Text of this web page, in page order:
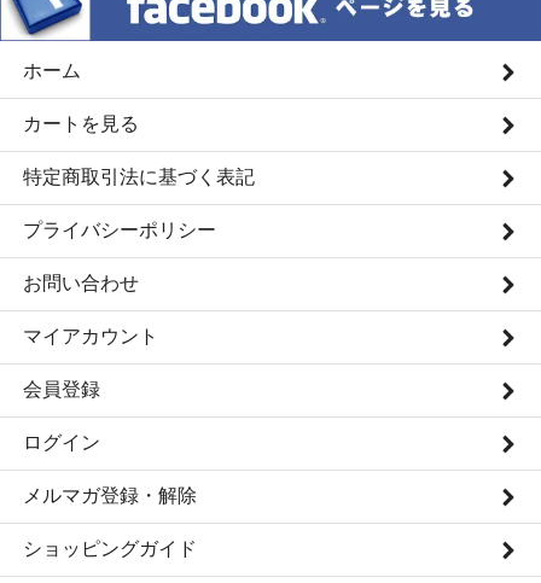
ホーム
カートを見る
特定商取引法に基づく表記
プライバシーポリシー
お問い合わせ
マイアカウント
会員登録
ログイン
メルマガ登録・解除
ショッピングガイド